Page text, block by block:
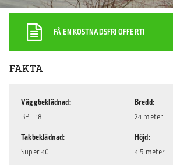
FÅ EN KOSTNADSFRI OFFERT!
FAKTA
Väggbeklädnad
BPE 18
Takbeklädnad
Super 40
Bredd
24 meter
Höjd
4.5 meter